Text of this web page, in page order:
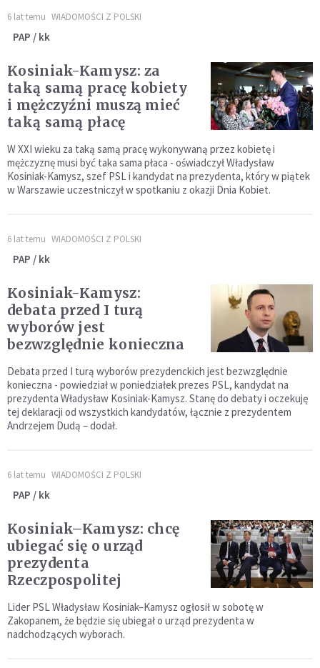
6 lat temu WIADOMOŚCI Z POLSKI
PAP / kk
Kosiniak-Kamysz: za
taką samą pracę kobiety
i mężczyźni muszą mieć
taką samą płacę
W XXI wieku za taką samą pracę wykonywaną przez kobietę i
mężczyznę musi być taka sama płaca - oświadczył Władysław
Kosiniak-Kamysz, szef PSL i kandydat na prezydenta, który w piątek
w Warszawie uczestniczył w spotkaniu z okazji Dnia Kobiet.
6 lat temu WIADOMOŚCI Z POLSKI
PAP / kk
Kosiniak-Kamysz:
debata przed I turą
wyborów jest
bezwzględnie konieczna
Debata przed I turą wyborów prezydenckich jest bezwzględnie
konieczna - powiedział w poniedziałek prezes PSL, kandydat na
prezydenta Władysław Kosiniak-Kamysz. Stanę do debaty i oczekuję
tej deklaracji od wszystkich kandydatów, łącznie z prezydentem
Andrzejem Dudą – dodał.
6 lat temu WIADOMOŚCI Z POLSKI
PAP / kk
Kosiniak–Kamysz: chcę
ubiegać się o urząd
prezydenta
Rzeczpospolitej
Lider PSL Władysław Kosiniak–Kamysz ogłosił w sobotę w
Zakopanem, że będzie się ubiegał o urząd prezydenta w
nadchodzących wyborach.